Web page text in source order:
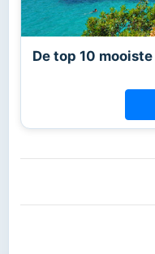
De top 10